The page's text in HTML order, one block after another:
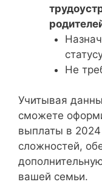
Не
Учитывая
сможете
выплаты в
сложностей,
вашей семьи.